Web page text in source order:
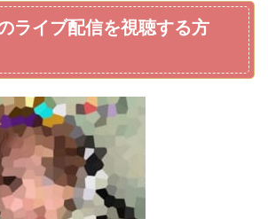
ライブ配信を視聴する方